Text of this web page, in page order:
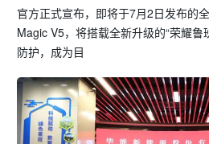
官方正式宣布，即将于7月2日发布
Magic V5，将搭载全新升级的“荣耀
防护，成为目